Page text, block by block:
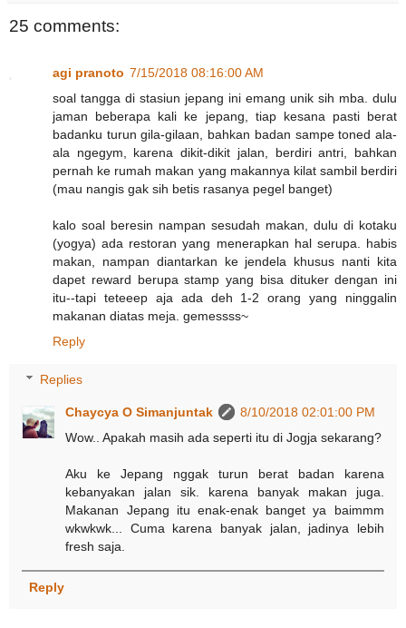
25 comments:
agi pranoto 7/15/2018 08:16:00 AM
soal tangga di stasiun jepang ini emang unik sih mba. dulu
jaman beberapa kali ke jepang, tiap kesana pasti berat
badanku turun gila-gilaan, bahkan badan sampe toned ala-
ala ngegym, karena dikit-dikit jalan, berdiri antri, bahkan
pernah ke rumah makan yang makannya kilat sambil berdiri
(mau nangis gak sih betis rasanya pegel banget)
kalo soal beresin nampan sesudah makan, dulu di kotaku
(yogya) ada restoran yang menerapkan hal serupa. habis
makan, nampan diantarkan ke jendela khusus nanti kita
dapet reward berupa stamp yang bisa dituker dengan ini
itu--tapi teteeep aja ada deh 1-2 orang yang ninggalin
makanan diatas meja. gemessss~
Reply
Replies
Chaycya O Simanjuntak
8/10/2018 02:01:00 PM
Wow.. Apakah masih ada seperti itu di Jogja sekarang?
Aku ke Jepang nggak turun berat badan karena
kebanyakan jalan sik. karena banyak makan juga.
Makanan Jepang itu enak-enak banget ya baimmm
wkwkwk... Cuma karena banyak jalan, jadinya lebih
fresh saja.
Reply